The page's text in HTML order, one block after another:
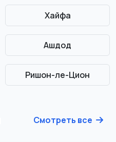
Хайфа
Ашдод
Ришон-ле-Цион
Смотреть все